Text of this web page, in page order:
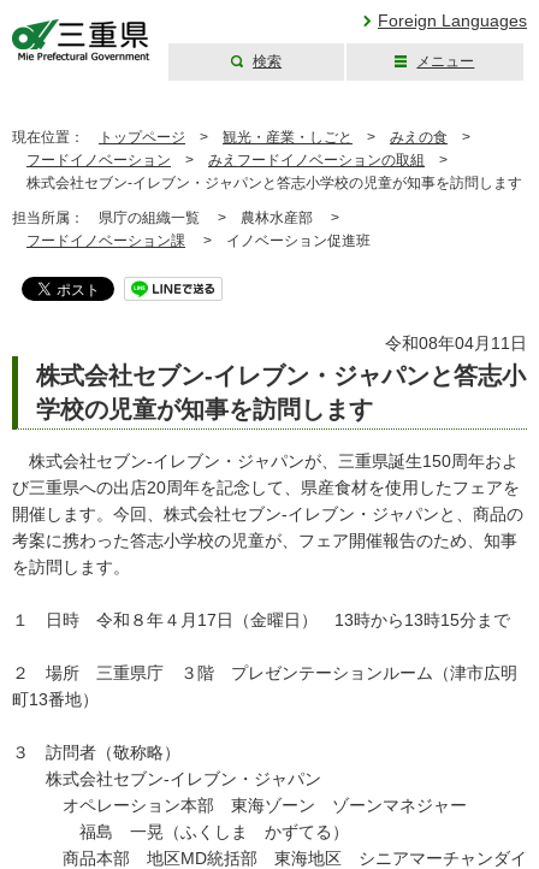
Foreign Languages
検索 メニュー
現在位置： トップページ > 観光・産業・しごと > みえの食 >
フードイノベーション > みえフードイノベーションの取組
>
株式会社セブン‐イレブン・ジャパンと答志小学校の児童が知事を訪問します
担当所属： 県庁の組織一覧 > 農林水産部 >
フードイノベーション課 > イノベーション促進班
令和08年04月11日
株式会社セブン‐イレブン・ジャパンと答志小
学校の児童が知事を訪問します
株式会社セブン‐イレブン・ジャパンが、三重県誕生150周年およ
び三重県への出店20周年を記念して、県産食材を使用したフェアを
開催します。今回、株式会社セブン‐イレブン・ジャパンと、商品の
考案に携わった答志小学校の児童が、フェア開催報告のため、知事
を訪問します。
１ 日時 令和８年４月17日（金曜日） 13時から13時15分まで
２ 場所 三重県庁 ３階 プレゼンテーションルーム（津市広明
町13番地）
３ 訪問者（敬称略）
株式会社セブン-イレブン・ジャパン
オペレーション本部 東海ゾーン ゾーンマネジャー
福島 一晃（ふくしま かずてる）
商品本部 地区MD統括部 東海地区 シニアマーチャンダイ